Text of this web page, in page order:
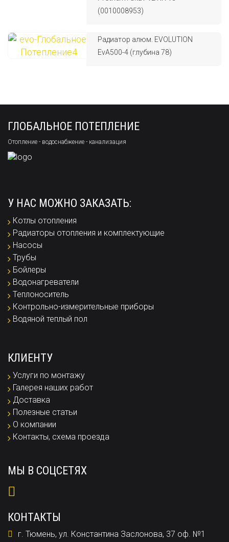
(0010008953)
Радиатор алюм. EVOLUTION
EvA500-4 (глубина 78)
ГЛОБАЛЬНОЕ ПОТЕПЛЕНИЕ
Отопление - водоснабжение - канализация
У НАС МОЖНО ЗАКАЗАТЬ:
Котлы отопления
Радиаторы отопления и комплектующие
Насосы
Трубы
Бойлеры
Водонагреватели
Теплоноситель
Контрольно-измерительные приборы
Водяной теплый пол
КЛИЕНТУ
Услуги по монтажу
Галерея наших работ
Доставка
Полезные статьи
О компании
Контакты, схема проезда
МЫ В СОЦСЕТЯХ
КОНТАКТЫ
г. Тюмень, ул. Константина Заслонова, 37 оф. №1